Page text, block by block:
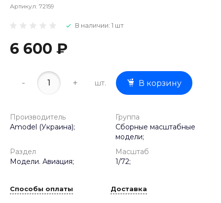
Артикул: 72159
В наличии: 1 шт
6 600 ₽
- + шт. В корзину
Производитель
Amodel (Украина);
Группа
Сборные масштабные
модели;
Раздел
Модели. Авиация;
Масштаб
1/72;
Способы оплаты Доставка